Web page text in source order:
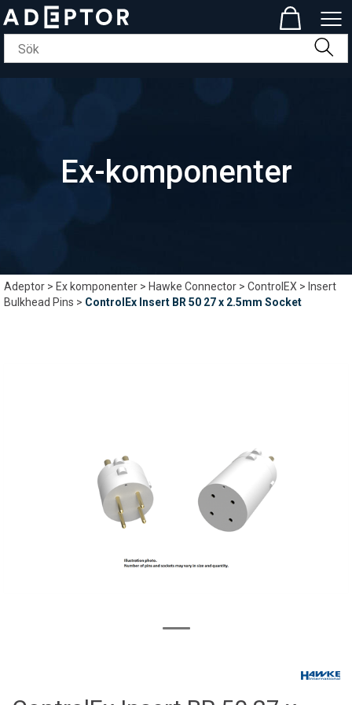
Ex-komponenter
Adeptor>Ex komponenter>Hawke Connector>ControlEX> Insert
Bulkhead Pins>ControlEx Insert BR 50 27 x 2.5mm Socket